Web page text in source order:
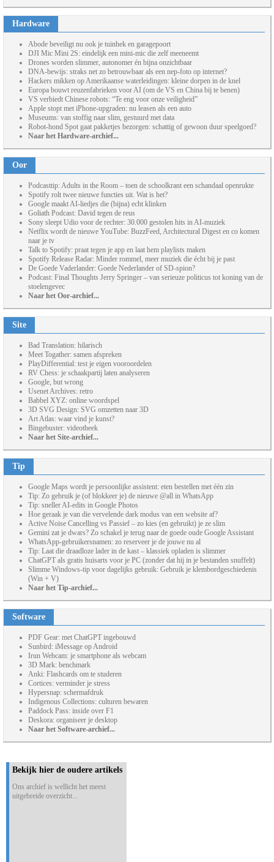
Hardware
Abode beveiligt nu ook je tuinhek en garagepoort
DJI Mic Mini 2S: eindelijk een mini-mic die zelf meeneemt
Drones worden slimmer, autonomer én bijna onzichtbaar
DNA-bewijs: straks net zo betrouwbaar als een nep-foto op internet?
Hackers mikken op Amerikaanse waterleidingen: kleine dorpen in de knel
Europa bouwt reuzenfabrieken voor AI (om de VS en China bij te benen)
VS verbiedt Chinese robots: “Te eng voor onze veiligheid”
Apple stopt met iPhone-upgraden: nu leasen als een auto
Museums: van stoffig naar slim, gestuurd met data
Robot-hond Spot gaat pakketjes bezorgen: schattig of gewoon duur speelgoed?
Naar het Hardware-archief...
Oor
Podcasttip: Adults in the Room – toen de schoolkrant een schandaal openrukte
Spotify rolt twee nieuwe functies uit. Wat is het?
Google maakt AI-liedjes die (bijna) echt klinken
Goliath Podcast: David tegen de reus
Sony sleept Udio voor de rechter: 30.000 gestolen hits in AI-muziek
Netflix wordt de nieuwe YouTube: BuzzFeed, Architectural Digest en co komen
naar je tv
Talk to Spotify: praat tegen je app en laat hem playlists maken
Spotify Release Radar: Minder rommel, meer muziek die écht bij je past
De Goede Vaderlander: Goede Nederlander of SD-spion?
Podcast: Final Thoughts Jerry Springer – van serieuze politicus tot koning van de
stoelengevec
Naar het Oor-archief...
Site
Bad Translation: hilarisch
Meet Togather: samen afspreken
PlayDifferential: test je eigen vooroordelen
RV Chess: je schaakpartij laten analyseren
Google, but wrong
Usenet Archives: retro
Babbel XYZ: online woordspel
3D SVG Design: SVG omzetten naar 3D
Art Atlas: waar vind je kunst?
Bingebuster: videotheek
Naar het Site-archief...
Tip
Google Maps wordt je persoonlijke assistent: eten bestellen met één zin
Tip: Zo gebruik je (of blokkeer je) de nieuwe @all in WhatsApp
Tip: sneller AI-edits in Google Photos
Hoe geraak je van die vervelende dark modus van een website af?
Active Noise Cancelling vs Passief – zo kies (en gebruikt) je ze slim
Gemini zat je dwars? Zo schakel je terug naar de goede oude Google Assistant
WhatsApp-gebruikersnamen: zo reserveer je de jouwe nu al
Tip: Laat die draadloze lader in de kast – klassiek opladen is slimmer
ChatGPT als gratis huisarts voor je PC (zonder dat hij in je bestanden snuffelt)
Slimme Windows-tip voor dagelijks gebruik: Gebruik je klembordgeschiedenis
(Win + V)
Naar het Tip-archief...
Software
PDF Gear: met ChatGPT ingebouwd
Sunbird: iMessage op Android
Irun Webcam: je smartphone als webcam
3D Mark: benchmark
Anki: Flashcards om te studeren
Cortices: verminder je stress
Hypersnap: schermafdruk
Indigenous Collections: culturen bewaren
Paddock Pass: inside over F1
Deskora: organiseer je desktop
Naar het Software-archief...
Bekijk hier de oudere artikels
Ons archief is wellicht het meest
uitgebreide overzicht...